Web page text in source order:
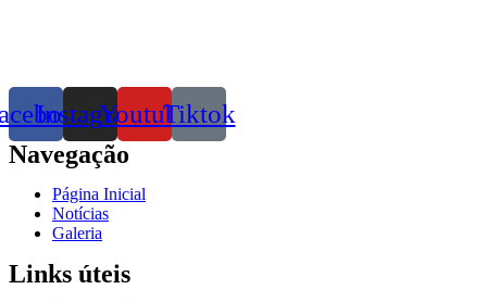
InstagramYoutubeTiktok
Navegação
Página Inicial
Notícias
Galeria
Links úteis